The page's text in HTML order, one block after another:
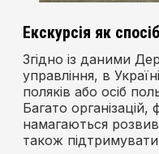
Екскурсія як
Згідно із даними
управління, в
поляків або осіб
Багато організацій,
намагаються
також підтримувати